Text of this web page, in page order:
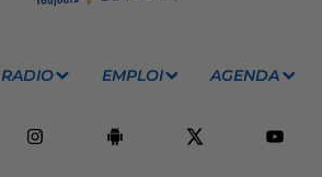
RADIO EMPLOI AGENDA